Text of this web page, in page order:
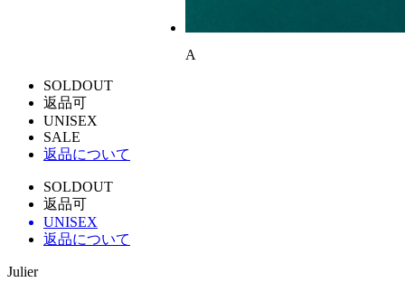
A
SOLDOUT
返品可
UNISEX
SALE
返品について
SOLDOUT
返品可
UNISEX
返品について
Julier